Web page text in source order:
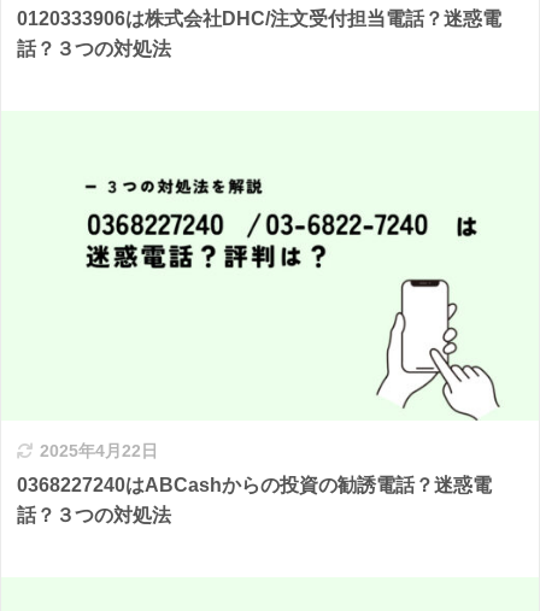
0120333906は株式会社DHC/注文受付担当電話？迷惑電
話？３つの対処法
2025年4月22日
0368227240はABCashからの投資の勧誘電話？迷惑電
話？３つの対処法